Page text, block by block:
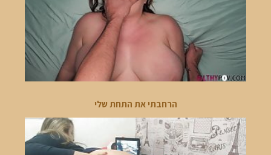
הרחבתי את התחת שלי